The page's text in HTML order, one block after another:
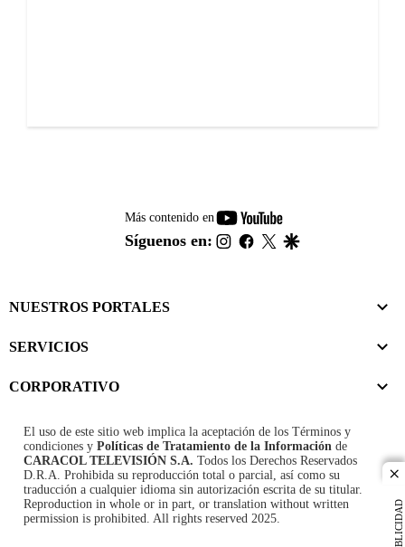
PUBLICIDAD
Más contenido en
youtube-
footer
Síguenos en: instagram
facebook
twitter
NUESTROS PORTALES
SERVICIOS
CORPORATIVO
El uso de este sitio web implica la aceptación de los Términos y
condiciones y Políticas de Tratamiento de la Información de
CARACOL TELEVISIÓN S.A. Todos los Derechos Reservados
D.R.A. Prohibida su reproducción total o parcial, así como su
traducción a cualquier idioma sin autorización escrita de su titular.
Reproduction in whole or in part, or translation without written
permission is prohibited. All rights reserved 2025.